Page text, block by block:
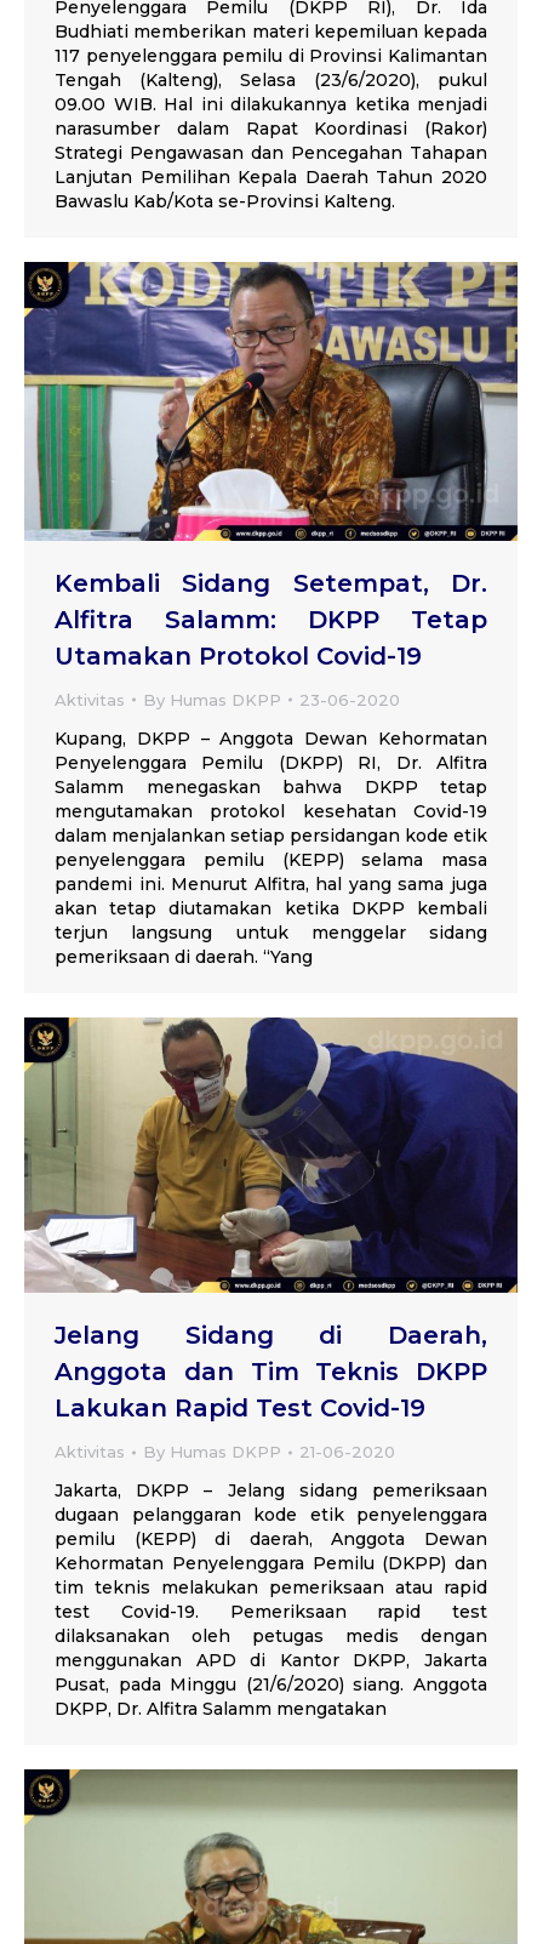
Penyelenggara Pemilu (DKPP RI), Dr. Ida
Budhiati memberikan materi kepemiluan kepada
117 penyelenggara pemilu di Provinsi Kalimantan
Tengah (Kalteng), Selasa (23/6/2020), pukul
09.00 WIB. Hal ini dilakukannya ketika menjadi
narasumber dalam Rapat Koordinasi (Rakor)
Strategi Pengawasan dan Pencegahan Tahapan
Lanjutan Pemilihan Kepala Daerah Tahun 2020
Bawaslu Kab/Kota se-Provinsi Kalteng.
Kembali Sidang Setempat, Dr.
Alfitra Salamm: DKPP Tetap
Utamakan Protokol Covid-19
Aktivitas By Humas DKPP 23-06-2020
Kupang, DKPP – Anggota Dewan Kehormatan
Penyelenggara Pemilu (DKPP) RI, Dr. Alfitra
Salamm menegaskan bahwa DKPP tetap
mengutamakan protokol kesehatan Covid-19
dalam menjalankan setiap persidangan kode etik
penyelenggara pemilu (KEPP) selama masa
pandemi ini. Menurut Alfitra, hal yang sama juga
akan tetap diutamakan ketika DKPP kembali
terjun langsung untuk menggelar sidang
pemeriksaan di daerah. “Yang
Jelang Sidang di Daerah,
Anggota dan Tim Teknis DKPP
Lakukan Rapid Test Covid-19
Aktivitas By Humas DKPP 21-06-2020
Jakarta, DKPP – Jelang sidang pemeriksaan
dugaan pelanggaran kode etik penyelenggara
pemilu (KEPP) di daerah, Anggota Dewan
Kehormatan Penyelenggara Pemilu (DKPP) dan
tim teknis melakukan pemeriksaan atau rapid
test Covid-19. Pemeriksaan rapid test
dilaksanakan oleh petugas medis dengan
menggunakan APD di Kantor DKPP, Jakarta
Pusat, pada Minggu (21/6/2020) siang. Anggota
DKPP, Dr. Alfitra Salamm mengatakan